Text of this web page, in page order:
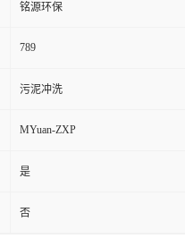
铭源环保
789
污泥冲洗
MYuan-ZXP
是
否